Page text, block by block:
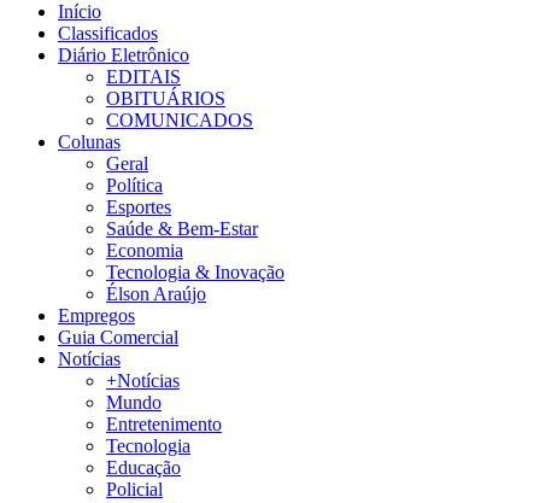
Início
Classificados
Diário Eletrônico
EDITAIS
OBITUÁRIOS
COMUNICADOS
Colunas
Geral
Política
Esportes
Saúde & Bem-Estar
Economia
Tecnologia & Inovação
Élson Araújo
Empregos
Guia Comercial
Notícias
+Notícias
Mundo
Entretenimento
Tecnologia
Educação
Policial